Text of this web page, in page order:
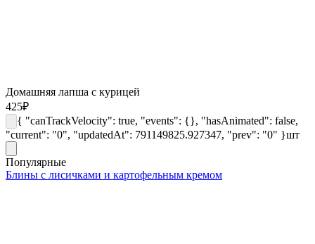
Домашняя лапша с курицей
425₽
{ "canTrackVelocity": true, "events": {}, "hasAnimated": false,
"current": "0", "updatedAt": 791149825.927347, "prev": "0" }шт
Популярные
Блины с лисичками и картофельным кремом